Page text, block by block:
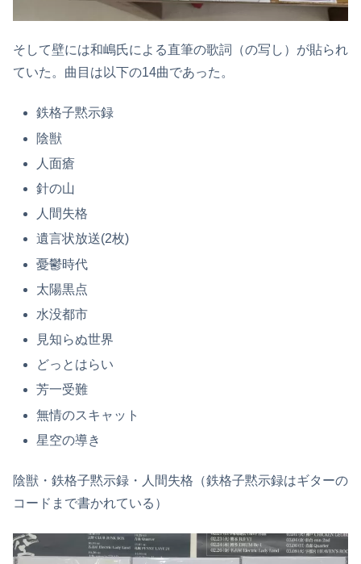
そして壁には和嶋氏による直筆の歌詞（の写し）が貼られ
ていた。曲目は以下の14曲であった。
鉄格子黙示録
陰獣
人面瘡
針の山
人間失格
遺言状放送(2枚)
憂鬱時代
太陽黒点
水没都市
見知らぬ世界
どっとはらい
芳一受難
無情のスキャット
星空の導き
陰獣・鉄格子黙示録・人間失格（鉄格子黙示録はギターの
コードまで書かれている）